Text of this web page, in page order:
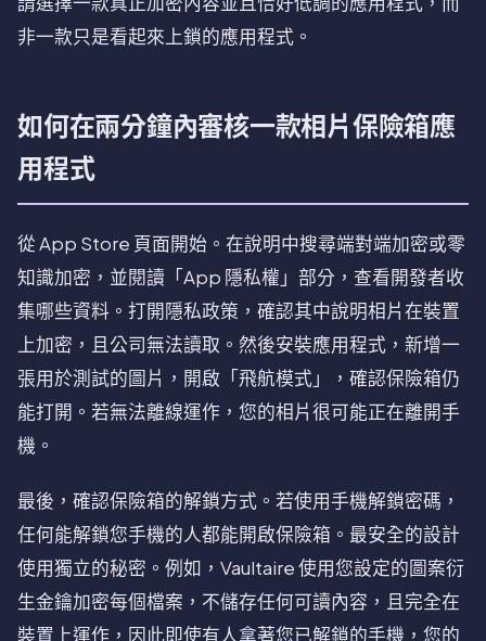
非一款只是看起來上鎖的應用程式。
如何在兩分鐘內審核一款相片保險箱應
用程式
從 App Store 頁面開始。在說明中搜尋端對端加密或零
知識加密，並閱讀「App 隱私權」部分，查看開發者收
集哪些資料。打開隱私政策，確認其中說明相片在裝置
上加密，且公司無法讀取。然後安裝應用程式，新增一
張用於測試的圖片，開啟「飛航模式」，確認保險箱仍
能打開。若無法離線運作，您的相片很可能正在離開手
機。
最後，確認保險箱的解鎖方式。若使用手機解鎖密碼，
任何能解鎖您手機的人都能開啟保險箱。最安全的設計
使用獨立的秘密。例如，Vaultaire 使用您設定的圖案衍
生金鑰加密每個檔案，不儲存任何可讀內容，且完全在
裝置上運作，因此即使有人拿著您已解鎖的手機，您的